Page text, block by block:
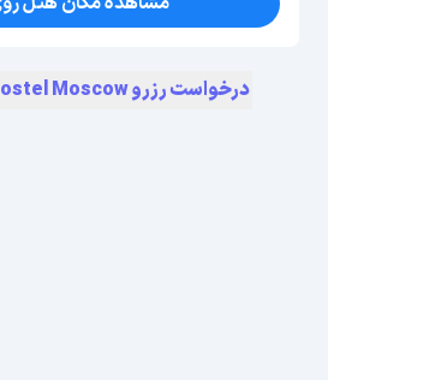
درخواست رزرو Hotel Friday Hostel Moscow